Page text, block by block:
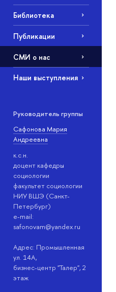
Библиотека
Публикации
СМИ о нас
Наши выступления
Руководитель группы
Сафонова Мария
Андреевна
к.с.н.
доцент кафедры
социологии
факультет социологии
НИУ ВШЭ (Санкт-
Петербург)
e-mail:
safonovam@yandex.ru
Адрес: Промышленная
ул. 14А,
бизнес-центр "Талер", 2
этаж